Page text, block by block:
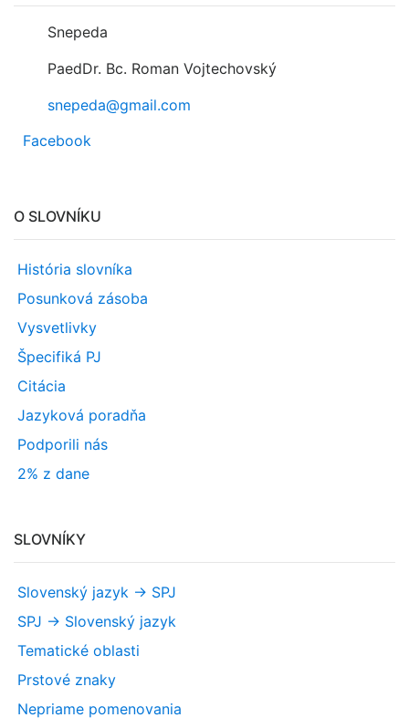
Snepeda
PaedDr. Bc. Roman Vojtechovský
snepeda@gmail.com
Facebook
O SLOVNÍKU
História slovníka
Posunková zásoba
Vysvetlivky
Špecifiká PJ
Citácia
Jazyková poradňa
Podporili nás
2% z dane
SLOVNÍKY
Slovenský jazyk -> SPJ
SPJ -> Slovenský jazyk
Tematické oblasti
Prstové znaky
Nepriame pomenovania